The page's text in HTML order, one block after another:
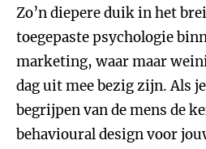
Zo’n diepere duik in het
toegepaste psychologie
marketing, waar maar
dag uit mee bezig zijn. Als
begrijpen van de mens de
behavioural design voor